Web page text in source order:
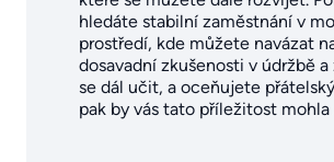
hledáte stabilní zaměstnání v
prostředí, kde můžete navázat
dosavadní zkušenosti v údržbě a
se dál učit, a oceňujete
pak by vás tato příležitost